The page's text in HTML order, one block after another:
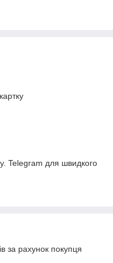
Telegram для швидкого
за рахунок покупця